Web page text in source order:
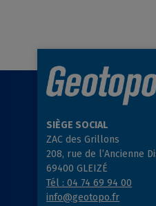
SIÈGE SOCIAL
ZAC des Grillons
208, rue de l’Ancienne
69400 GLEIZÉ
Tél : 04 74 69 94 00
info@geotopo.fr